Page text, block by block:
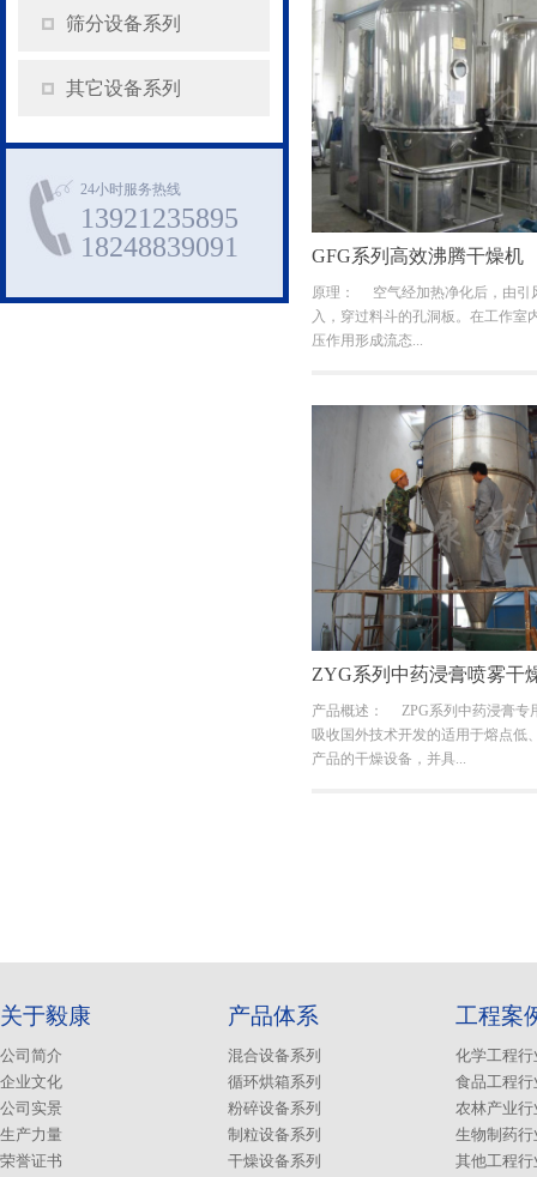
筛分设备系列
其它设备系列
24小时服务热线
13921235895
18248839091
GFG系列高效沸腾干燥机
原理： 空气经加热净化后，由引
入，穿过料斗的孔洞板。在工作室
压作用形成流态...
ZYG系列中药浸膏喷雾干
产品概述： ZPG系列中药浸膏专
吸收国外技术开发的适用于熔点低
产品的干燥设备，并具...
关于毅康
公司简介
企业文化
公司实景
生产力量
荣誉证书
产品体系
混合设备系列
循环烘箱系列
粉碎设备系列
制粒设备系列
干燥设备系列
工程案
化学工程行
食品工程行
农林产业行
生物制药行
其他工程行